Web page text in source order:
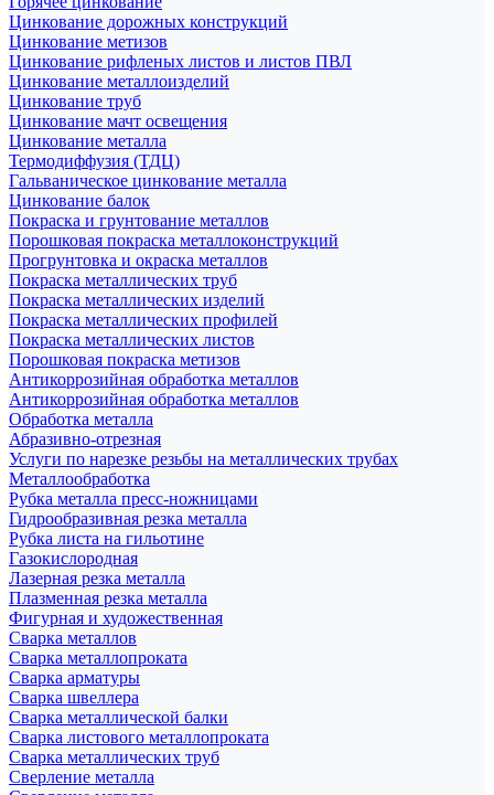
Цинкование дорожных конструкций
Цинкование метизов
Цинкование рифленых листов и листов ПВЛ
Цинкование металлоизделий
Цинкование труб
Цинкование мачт освещения
Цинкование металла
Термодиффузия (ТДЦ)
Гальваническое цинкование металла
Цинкование балок
Покраска и грунтование металлов
Порошковая покраска металлоконструкций
Прогрунтовка и окраска металлов
Покраска металлических труб
Покраска металлических изделий
Покраска металлических профилей
Покраска металлических листов
Порошковая покраска метизов
Антикоррозийная обработка металлов
Антикоррозийная обработка металлов
Обработка металла
Абразивно-отрезная
Услуги по нарезке резьбы на металлических трубах
Металлообработка
Рубка металла пресс-ножницами
Гидрообразивная резка металла
Рубка листа на гильотине
Газокислородная
Лазерная резка металла
Плазменная резка металла
Фигурная и художественная
Сварка металлов
Сварка металлопроката
Сварка арматуры
Сварка швеллера
Сварка металлической балки
Сварка листового металлопроката
Сварка металлических труб
Сверление металла